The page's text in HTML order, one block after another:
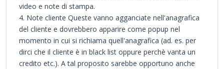
video e note di stampa.
4. Note cliente Queste vanno agganciate nell'anagrafica
del cliente e dovrebbero apparire come popup nel
momento in cui si richiama quell'anagrafica (ad. es. per
dirci che il cliente è in black list oppure perchè vanta un
credito etc.). A tal proposito sarebbe opportuno anche